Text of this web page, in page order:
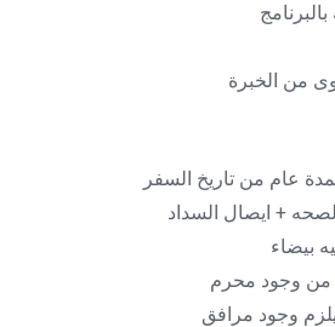
من الخبرة
عام من تاريخ السفر
+ ايصال السداد
بيضاء